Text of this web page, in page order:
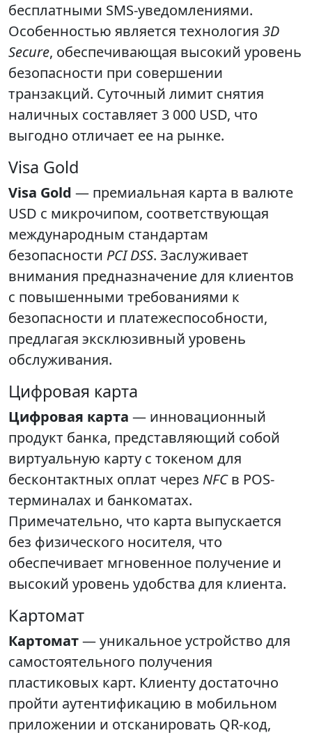
бесплатными SMS-уведомлениями.
Особенностью является технология 3D
Secure, обеспечивающая высокий уровень
безопасности при совершении
транзакций. Суточный лимит снятия
наличных составляет 3 000 USD, что
выгодно отличает ее на рынке.
Visa Gold
Visa Gold — премиальная карта в валюте
USD с микрочипом, соответствующая
международным стандартам
безопасности PCI DSS. Заслуживает
внимания предназначение для клиентов
с повышенными требованиями к
безопасности и платежеспособности,
предлагая эксклюзивный уровень
обслуживания.
Цифровая карта
Цифровая карта — инновационный
продукт банка, представляющий собой
виртуальную карту с токеном для
бесконтактных оплат через NFCв POS-
терминалах и банкоматах.
Примечательно, что карта выпускается
без физического носителя, что
обеспечивает мгновенное получение и
высокий уровень удобства для клиента.
Картомат
Картомат— уникальное устройство для
самостоятельного получения
пластиковых карт. Клиенту достаточно
пройти аутентификацию в мобильном
приложении и отсканировать QR-код,